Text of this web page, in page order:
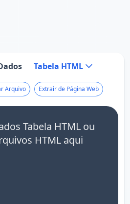
Tabela HTML
Arquivo Extrair de Página Web
Tabela HTML ou
HTML aqui